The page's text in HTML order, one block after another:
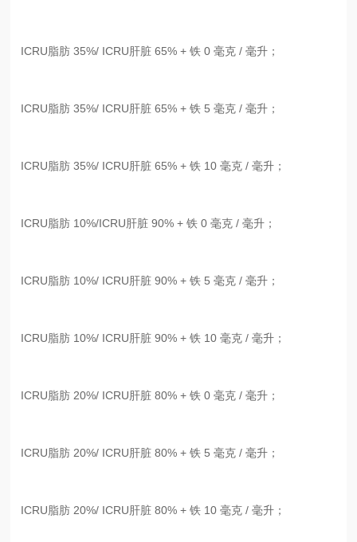
ICRU脂肪 35%/ ICRU肝脏 65% + 铁 0 毫克 / 毫升；
ICRU脂肪 35%/ ICRU肝脏 65% + 铁 5 毫克 / 毫升；
ICRU脂肪 35%/ ICRU肝脏 65% + 铁 10 毫克 / 毫升；
ICRU脂肪 10%/ICRU肝脏 90% + 铁 0 毫克 / 毫升；
ICRU脂肪 10%/ ICRU肝脏 90% + 铁 5 毫克 / 毫升；
ICRU脂肪 10%/ ICRU肝脏 90% + 铁 10 毫克 / 毫升；
ICRU脂肪 20%/ ICRU肝脏 80% + 铁 0 毫克 / 毫升；
ICRU脂肪 20%/ ICRU肝脏 80% + 铁 5 毫克 / 毫升；
ICRU脂肪 20%/ ICRU肝脏 80% + 铁 10 毫克 / 毫升；